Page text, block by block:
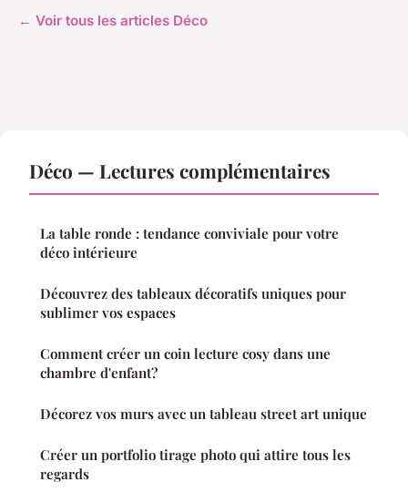
← Voir tous les articles Déco
Déco — Lectures complémentaires
La table ronde : tendance conviviale pour votre
déco intérieure
Découvrez des tableaux décoratifs uniques pour
sublimer vos espaces
Comment créer un coin lecture cosy dans une
chambre d'enfant?
Décorez vos murs avec un tableau street art unique
Créer un portfolio tirage photo qui attire tous les
regards